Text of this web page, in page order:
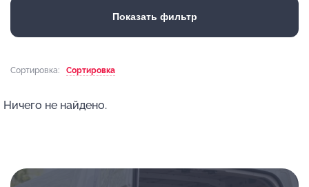
Показать фильтр
Сортировка: Сортировка
Ничего не найдено.